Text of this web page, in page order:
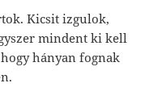
Kicsit izgulok,
mindent ki kell
hányan fognak